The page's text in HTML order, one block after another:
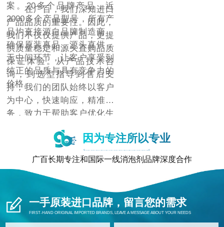
案。20多个品牌产品，近
2000多个产品型号，所有产
品均直接源自品牌制造商，
确保原装真品，源头直供，
无中间环节，让客户享受到
纯正的品质与具有竞争力的
价格。
在广百，我们深知进口
产品品质的重要性。因此，
我们不仅仅提供产品，更提
供质量稳定和源头直购品质
保证体验。从产品技术咨
询，到选型指导到售后支
持，我们的团队始终以客户
为中心，快速响应，精准服
务，致力于帮助客户优化生
低成本，增强市场竞争力。因为专注所以专业
广百长期专注和国际一线消泡剂品牌深度合作
一手原装进口品牌，留言您的需求
FIRST-HAND ORIGINAL IMPORTED BRANDS, LEAVE A MESSAGE ABOUT YOUR NEEDS